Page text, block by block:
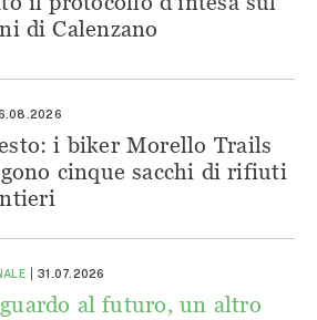
di Calenzano
i biker Morello Trails
cinque sacchi di rifiuti
31.07.2026
al futuro, un altro